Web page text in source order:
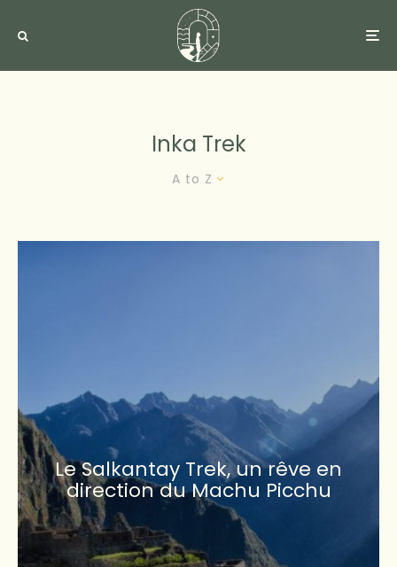
Inka Trek
A to Z
Le Salkantay Trek, un rêve en
direction du Machu Picchu